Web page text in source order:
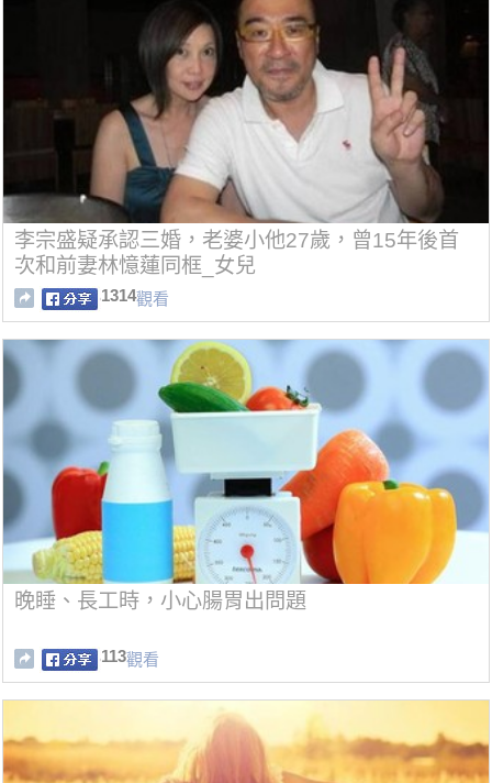
李宗盛疑承認三婚，老婆小他27歲，曾15年後首
次和前妻林憶蓮同框_女兒
1314觀看
晚睡、長工時，小心腸胃出問題
113觀看